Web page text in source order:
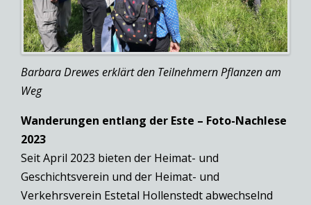
Barbara Drewes erklärt den Teilnehmern Pflanzen am
Weg
Wanderungen entlang der Este – Foto-Nachlese
2023
Seit April 2023 bieten der Heimat- und
Geschichtsverein und der Heimat- und
Verkehrsverein Estetal Hollenstedt abwechselnd